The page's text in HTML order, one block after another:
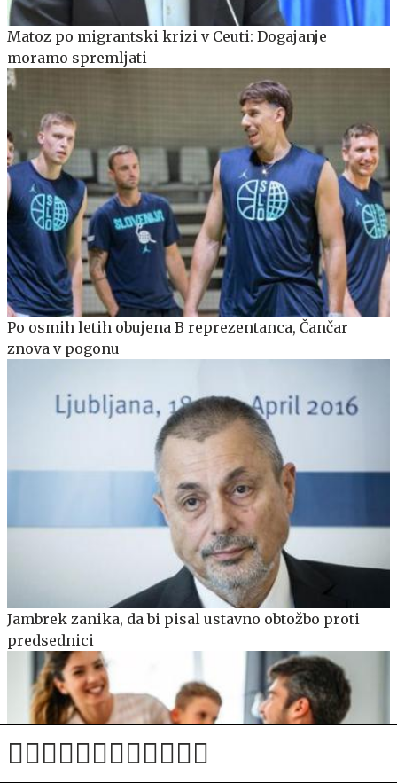
Matoz po migrantski krizi v Ceuti: Dogajanje
moramo spremljati
Po osmih letih obujena B reprezentanca, Čančar
znova v pogonu
Jambrek zanika, da bi pisal ustavno obtožbo proti
predsednici